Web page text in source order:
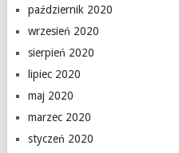
październik 2020
wrzesień 2020
sierpień 2020
lipiec 2020
maj 2020
marzec 2020
styczeń 2020